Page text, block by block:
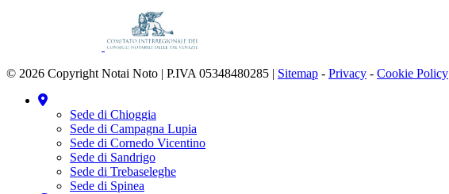
© 2026 Copyright Notai Noto | P.IVA 05348480285 | Sitemap - Privacy - Cookie Policy
Sede di Chioggia
Sede di Campagna Lupia
Sede di Cornedo Vicentino
Sede di Sandrigo
Sede di Trebaseleghe
Sede di Spinea